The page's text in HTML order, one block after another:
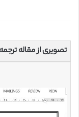
تصویری از مقاله